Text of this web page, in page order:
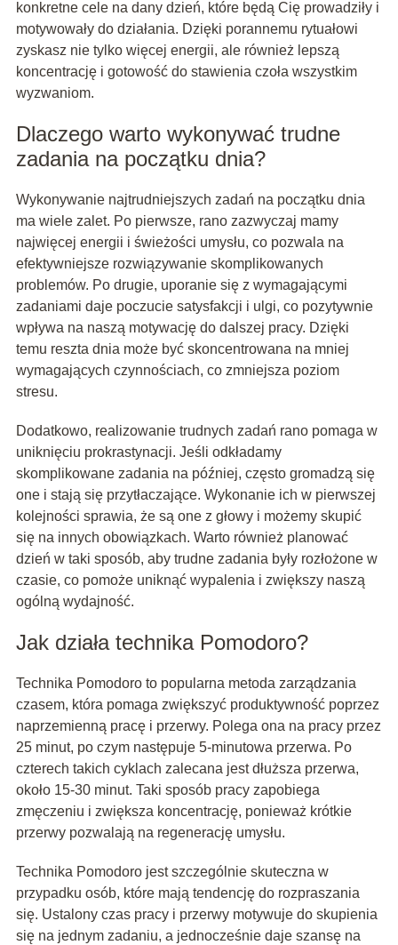
konkretne cele na dany dzień, które będą Cię prowadziły i
motywowały do działania. Dzięki porannemu rytuałowi
zyskasz nie tylko więcej energii, ale również lepszą
koncentrację i gotowość do stawienia czoła wszystkim
wyzwaniom.
Dlaczego warto wykonywać trudne
zadania na początku dnia?
Wykonywanie najtrudniejszych zadań na początku dnia
ma wiele zalet. Po pierwsze, rano zazwyczaj mamy
najwięcej energii i świeżości umysłu, co pozwala na
efektywniejsze rozwiązywanie skomplikowanych
problemów. Po drugie, uporanie się z wymagającymi
zadaniami daje poczucie satysfakcji i ulgi, co pozytywnie
wpływa na naszą motywację do dalszej pracy. Dzięki
temu reszta dnia może być skoncentrowana na mniej
wymagających czynnościach, co zmniejsza poziom
stresu.
Dodatkowo, realizowanie trudnych zadań rano pomaga w
uniknięciu prokrastynacji. Jeśli odkładamy
skomplikowane zadania na później, często gromadzą się
one i stają się przytłaczające. Wykonanie ich w pierwszej
kolejności sprawia, że są one z głowy i możemy skupić
się na innych obowiązkach. Warto również planować
dzień w taki sposób, aby trudne zadania były rozłożone w
czasie, co pomoże uniknąć wypalenia i zwiększy naszą
ogólną wydajność.
Jak działa technika Pomodoro?
Technika Pomodoro to popularna metoda zarządzania
czasem, która pomaga zwiększyć produktywność poprzez
naprzemienną pracę i przerwy. Polega ona na pracy przez
25 minut, po czym następuje 5-minutowa przerwa. Po
czterech takich cyklach zalecana jest dłuższa przerwa,
około 15-30 minut. Taki sposób pracy zapobiega
zmęczeniu i zwiększa koncentrację, ponieważ krótkie
przerwy pozwalają na regenerację umysłu.
Technika Pomodoro jest szczególnie skuteczna w
przypadku osób, które mają tendencję do rozpraszania
się. Ustalony czas pracy i przerwy motywuje do skupienia
się na jednym zadaniu, a jednocześnie daje szansę na